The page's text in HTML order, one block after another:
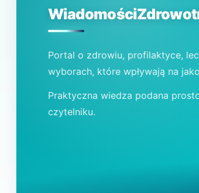
Portal o zdrowiu, profilaktyce,
wyborach, które wpływają na
Praktyczna wiedza podana
czytelniku.